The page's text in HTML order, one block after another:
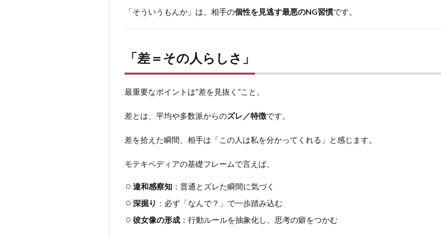
「そういうもんか」は、相手の個性を見逃す最悪のNG習慣です。
「差＝その人らしさ」
最重要なポイントは“差を見抜く”こと。
差とは、平均や多数派からのズレ／特徴です。
差を拾えた瞬間、相手は「この人は私を分かってくれる」と感じます。
モテキペディアの基礎フレームで言えば、
違和感察知 ：普通とズレた瞬間に気づく
深掘り ：必ず「なんで？」で一歩踏み込む
彼女像の形成 ：行動ルールを抽象化し、思考の癖をつかむ